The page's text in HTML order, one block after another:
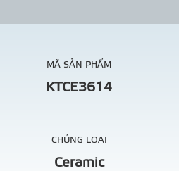
MÃ SẢN PHẨM
KTCE3614
CHỦNG LOẠI
Ceramic